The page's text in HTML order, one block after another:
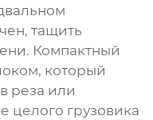
тащить
Компактный
который
реза или
целого грузовика